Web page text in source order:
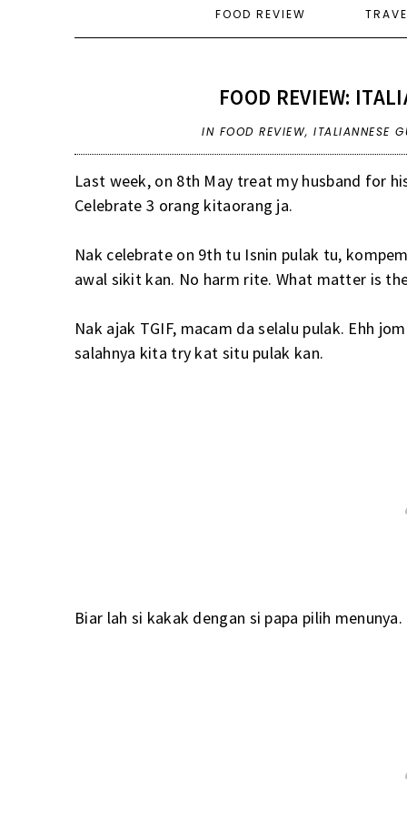
FOOD REVIEW
FOOD REVIEW:
IN FOOD REVIEW,ITALIANNESE
Last week, on 8th May treat my husband for
Celebrate 3 orang kitaorang ja.
Nak celebrate on 9th tu Isnin pulak tu,
awal sikit kan. No harm rite. What matter is
Nak ajak TGIF, macam da selalu pulak. Ehh
salahnya kita try kat situ pulak kan.
Biar lah si kakak dengan si papa pilih menunya.